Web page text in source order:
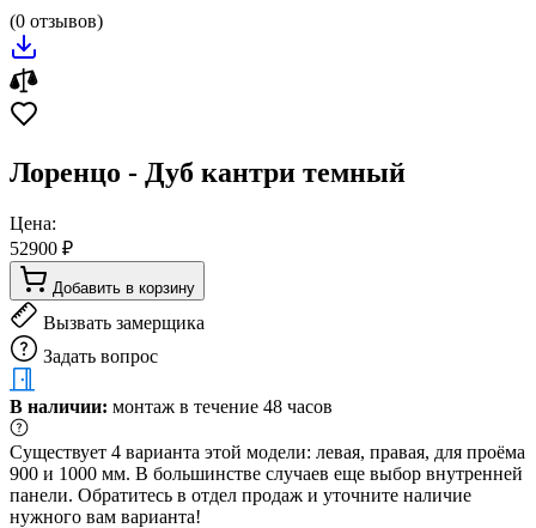
(0 отзывов)
Лоренцо - Дуб кантри темный
Цена:
52900 ₽
Добавить в корзину
Вызвать замерщика
Задать вопрос
В наличии: монтаж в течение 48 часов
Существует 4 варианта этой модели: левая, правая, для проёма
900 и 1000 мм. В большинстве случаев еще выбор внутренней
панели. Обратитесь в отдел продаж и уточните наличие
нужного вам варианта!